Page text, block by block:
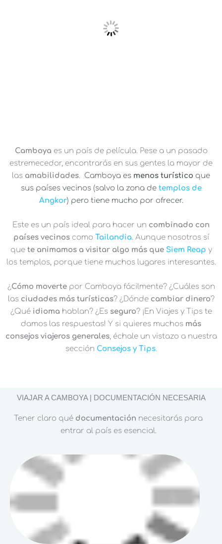
Camboyaes un país de película. Pese a un pasado
estremecedor, encontrarás en sus gentes la mayor de
las amabilidades. Camboya es menos turístico que
sus países vecinos (salvo la zona de templos de
Angkor) pero tiene mucho por ofrecer.
Este es un país ideal para hacer un combinado con
países vecinoscomo Tailandia. Aunque nosotros sí
que te animamos a visitar algo más que Siem Reap y
los templos, porque tiene muchos lugares interesantes.
¿Cómo movertepor Camboya fácilmente? ¿Cuáles son
las ciudades más turísticas? ¿Dónde cambiar dinero?
¿Qué idiomahablan? ¿Es seguro? ¡En Viajes y Tips te
damos las respuestas! Y si quieres muchos más
consejos viajeros generales, échale un vistazo a nuestra
sección Consejos y Tips.
VIAJAR A CAMBOYA | DOCUMENTACIÓN NECESARIA
Tener claro qué documentación necesitarás para
entrar al país es esencial.